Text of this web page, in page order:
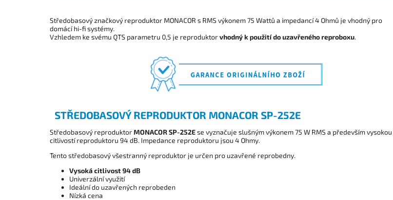
Středobasový značkový reproduktor MONACOR s RMS výkonem 75 Wattů a impedancí 4 Ohmů je vhodný pro
domácí hi-fi systémy.
Vzhledem ke svému QTS parametru 0,5 je reproduktorvhodný k použití do uzavřeného reproboxu.
STŘEDOBASOVÝ REPRODUKTOR MONACOR SP-252E
Středobasový reproduktorMONACOR SP-252Ese vyznačuje slušným výkonem 75 W RMS a především vysokou
citlivostí reproduktoru 94 dB. Impedance reproduktoru jsou 4 Ohmy.
Tento středobasový všestranný reproduktor je určen pro uzavřené reprobedny.
Vysoká citlivost 94 dB
Univerzální využití
Ideální do uzavřených reprobeden
Nízká cena